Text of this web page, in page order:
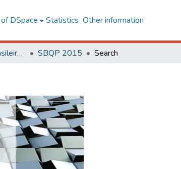
DSpace Statistics Other information
SBQP - Simpósio Brasileiro de Qualidade do Projeto no Ambiente Construído SBQP 2015 Search